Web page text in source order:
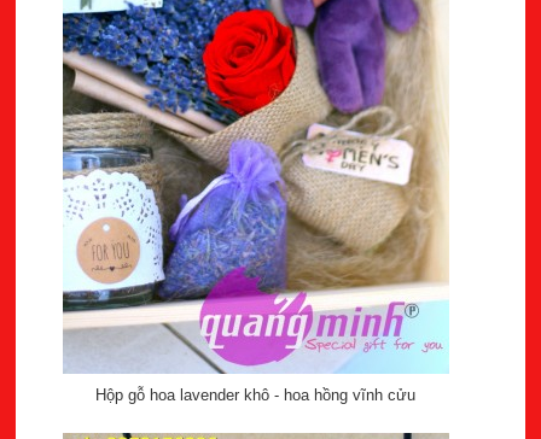
Hộp gỗ hoa lavender khô - hoa hồng vĩnh cửu